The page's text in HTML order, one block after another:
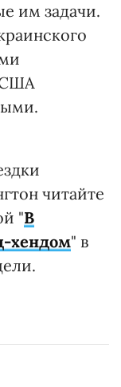
им задачи.
США
читайте
"В
хендом" в